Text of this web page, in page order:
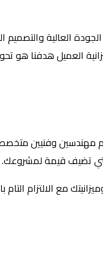
العالية والتصميم
العميل هدفنا
يضم مهندسين
تضيف قيمة لمشروعك.
مع الالتزام